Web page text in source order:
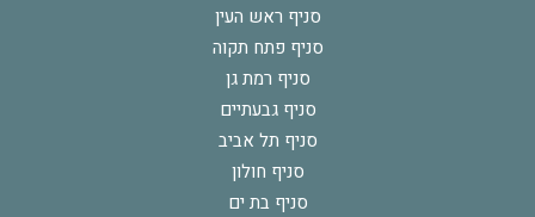
סניף ראש העין
סניף פתח תקוה
סניף רמת גן
סניף גבעתיים
סניף תל אביב
סניף חולון
סניף בת ים